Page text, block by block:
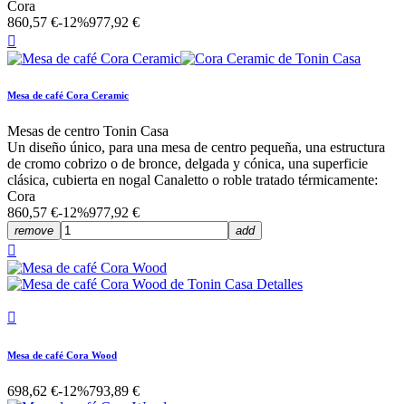
Cora
860,57 €-12%977,92 €

Mesa de café Cora Ceramic
Mesas de centro Tonin Casa
Un diseño único, para una mesa de centro pequeña, una estructura
de cromo cobrizo o de bronce, delgada y cónica, una superficie
clásica, cubierta en nogal Canaletto o roble tratado térmicamente:
Cora
860,57 €-12%977,92 €
remove add


Mesa de café Cora Wood
698,62 €-12%793,89 €